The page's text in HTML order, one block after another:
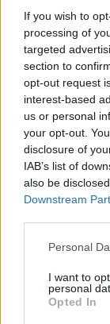
If you wish to
processing of
targeted
section to
opt-out request
interest-based
us or personal
your opt-out.
disclosure of
IAB’s list of
also be
Downstream
Personal
I want to
personal
Opted In
syksyn
3